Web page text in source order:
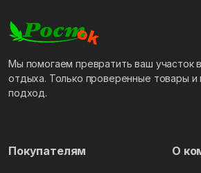
Мы помогаем превратить ваш участок
отдыха. Только проверенные товары и
подход.
Покупателям О